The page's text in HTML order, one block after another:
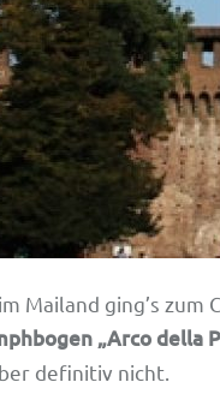
Mailand ging’s
„Arco della
definitiv nicht.